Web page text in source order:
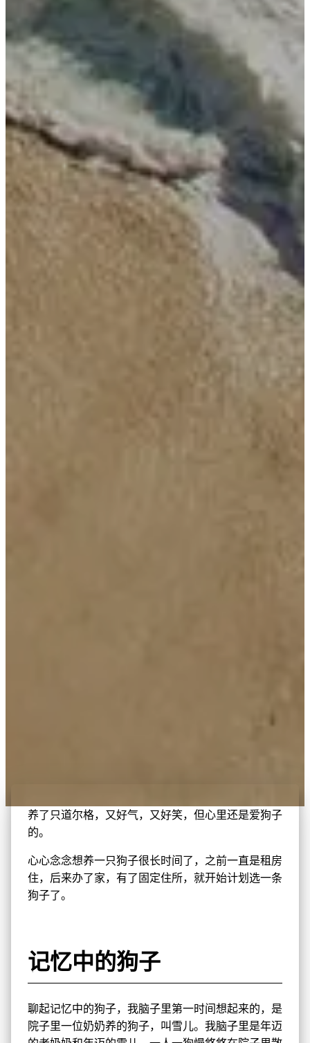
养了只道尔格，又好气，又好笑，但心里还是爱狗子
的。
心心念念想养一只狗子很长时间了，之前一直是租房
住，后来办了家，有了固定住所，就开始计划选一条
狗子了。
记忆中的狗子
聊起记忆中的狗子，我脑子里第一时间想起来的，是
院子里一位奶奶养的狗子，叫雪儿。我脑子里是年迈